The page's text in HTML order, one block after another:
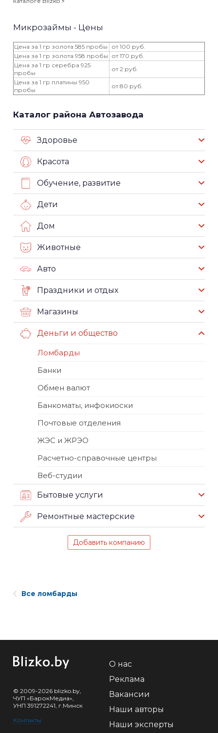
Микрозаймы - Цены
Цена за 1 гр золота 585 пробы
от 100 руб.
Цена за 1 гр золота 958 пробы от 170 руб.
Цена за 1 гр серебра 925
пробы
от 2 руб.
Цена за 1 гр платины 950
пробы
от 80 руб.
Каталог района Автозавода
Здоровье
Красота
Обучение, развитие
Дети
Дом
Животные
Авто
Праздники и отдых
Магазины
Деньги и общество
Ломбарды
Банки
Обмен валют
Банкоматы, инфокиоски
Почтовые отделения
ЖЭС и ЖРЭО
Расчетно-справочные центры
Веб-студии
Бытовые услуги
Ремонтные мастерские
Добавить компанию
Все ломбарды
© 2009-2026 blizko.by,
ЧУП «БарокМедиа»,
УНП 391272241, г.Минск
Контакты
О нас
Реклама
Вакансии
Наши авторы
Наши эксперты